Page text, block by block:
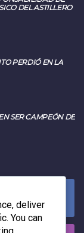
DEL ASTILLERO
PERDIÓ EN LA
SER CAMPEÓN DE
deliver
You can